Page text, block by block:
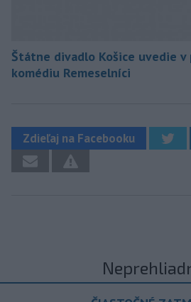
Štátne divadlo Košice uvedie v
komédiu Remeselníci
Zdieľaj na Facebooku